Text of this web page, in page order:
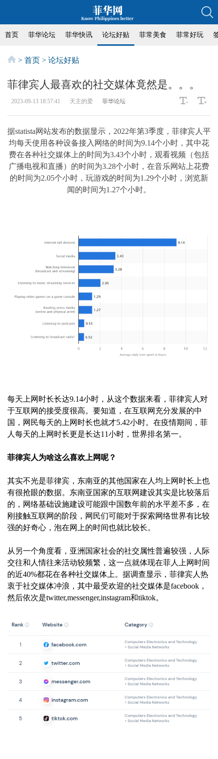
首页 菲华论坛 菲华快讯 论坛好贴 菲常美食 菲常好玩
> 首页 > 论坛好贴
菲律宾人最喜欢的社交媒体竟然是。。。
2023-09-13 18:57:41 天主的爱 菲华论坛
据statista网站发布的数据显示，2022年第3季度，菲律宾人平
均每天使用各种设备接入网络的时间为9.14个小时，其中花
费在各种社交媒体上的时间为3.43个小时，观看视频（包括
广播电视和直播）的时间为3.28个小时，在音乐网站上花费
的时间为2.05个小时，玩游戏的时间为1.29个小时，浏览新
闻的时间为1.27个小时。
每天上网时长长达9.14小时，从这个数据来看，菲律宾人对
于互联网的接受度很高。要知道，在互联网充分发展的中
国，网民每天的上网时长也就才5.42小时。在疫情期间，菲
人每天的上网时长更是长达11小时，世界排名第一。
菲律宾人为啥这么喜欢上网呢？
其实不光是菲律宾，东南亚的其他国家在人均上网时长上也
有很抢眼的数据。东南亚国家的互联网建设其实是比较落后
的，网络基础设施建设可能跟中国数年前的水平差不多，在
刚接触互联网的阶段，网民们可能对于探索网络世界有比较
强的好奇心，泡在网上的时间也就比较长。
从另一个角度看，亚洲国家社会的社交属性普遍较强，人际
交往和人情往来活动较频繁，这一点就体现在菲人上网时间
的近40%都花在各种社交媒体上。据调查显示，菲律宾人热
衷于社交媒体冲浪，其中最受欢迎的社交媒体是facebook，
然后依次是twitter,messenger,instagram和tiktok。